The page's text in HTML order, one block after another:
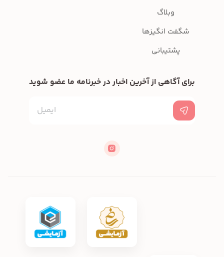
وبلاگ
شگفت انگیزها
پشتیبانی
برای آگاهی از آخرین اخبار در خبرنامه ما عضو شوید